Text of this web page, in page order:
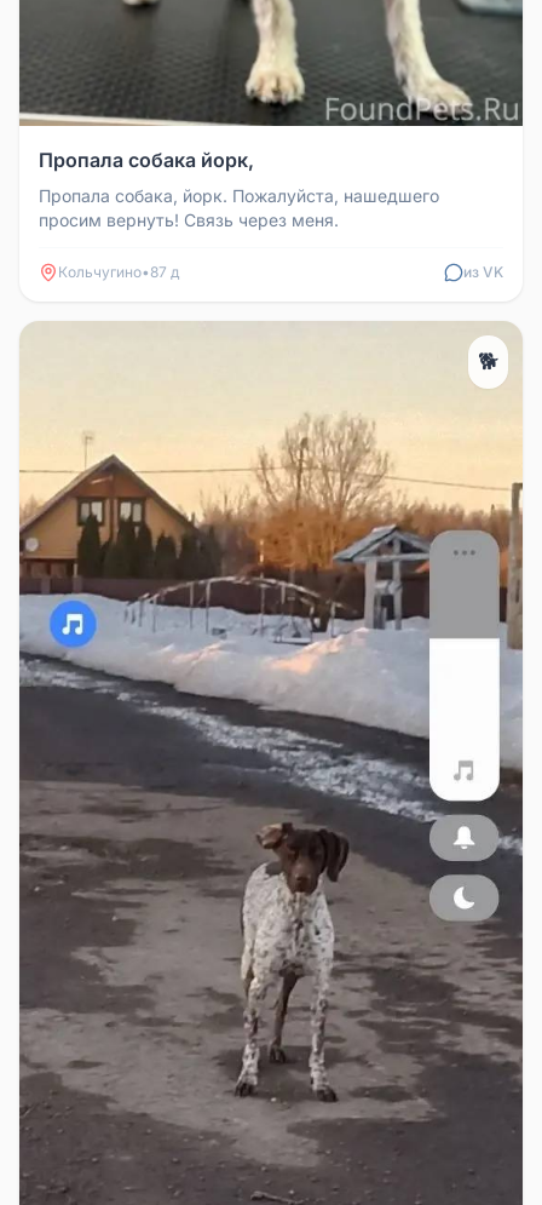
Пропала собака йорк,
Пропала собака, йорк. Пожалуйста, нашедшего
просим вернуть! Связь через меня.
Кольчугино• 87 д из VK
🐕